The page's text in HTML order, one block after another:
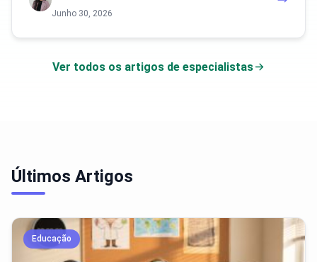
Junho 30, 2026
Ver todos os artigos de especialistas
Últimos Artigos
Educação